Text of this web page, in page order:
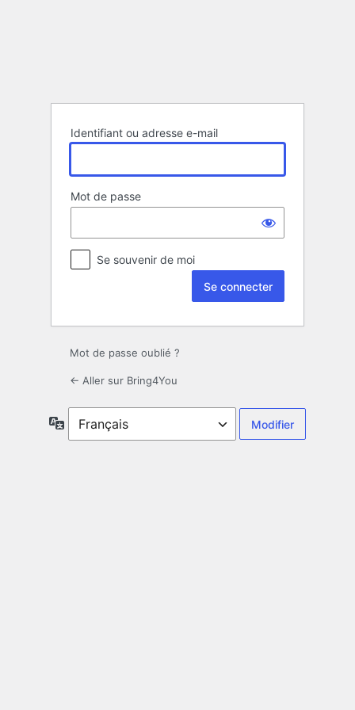
Identifiant ou adresse e-mail
Mot de passe
Se souvenir de moi
Mot de passe oublié ?
← Aller sur Bring4You
Langue